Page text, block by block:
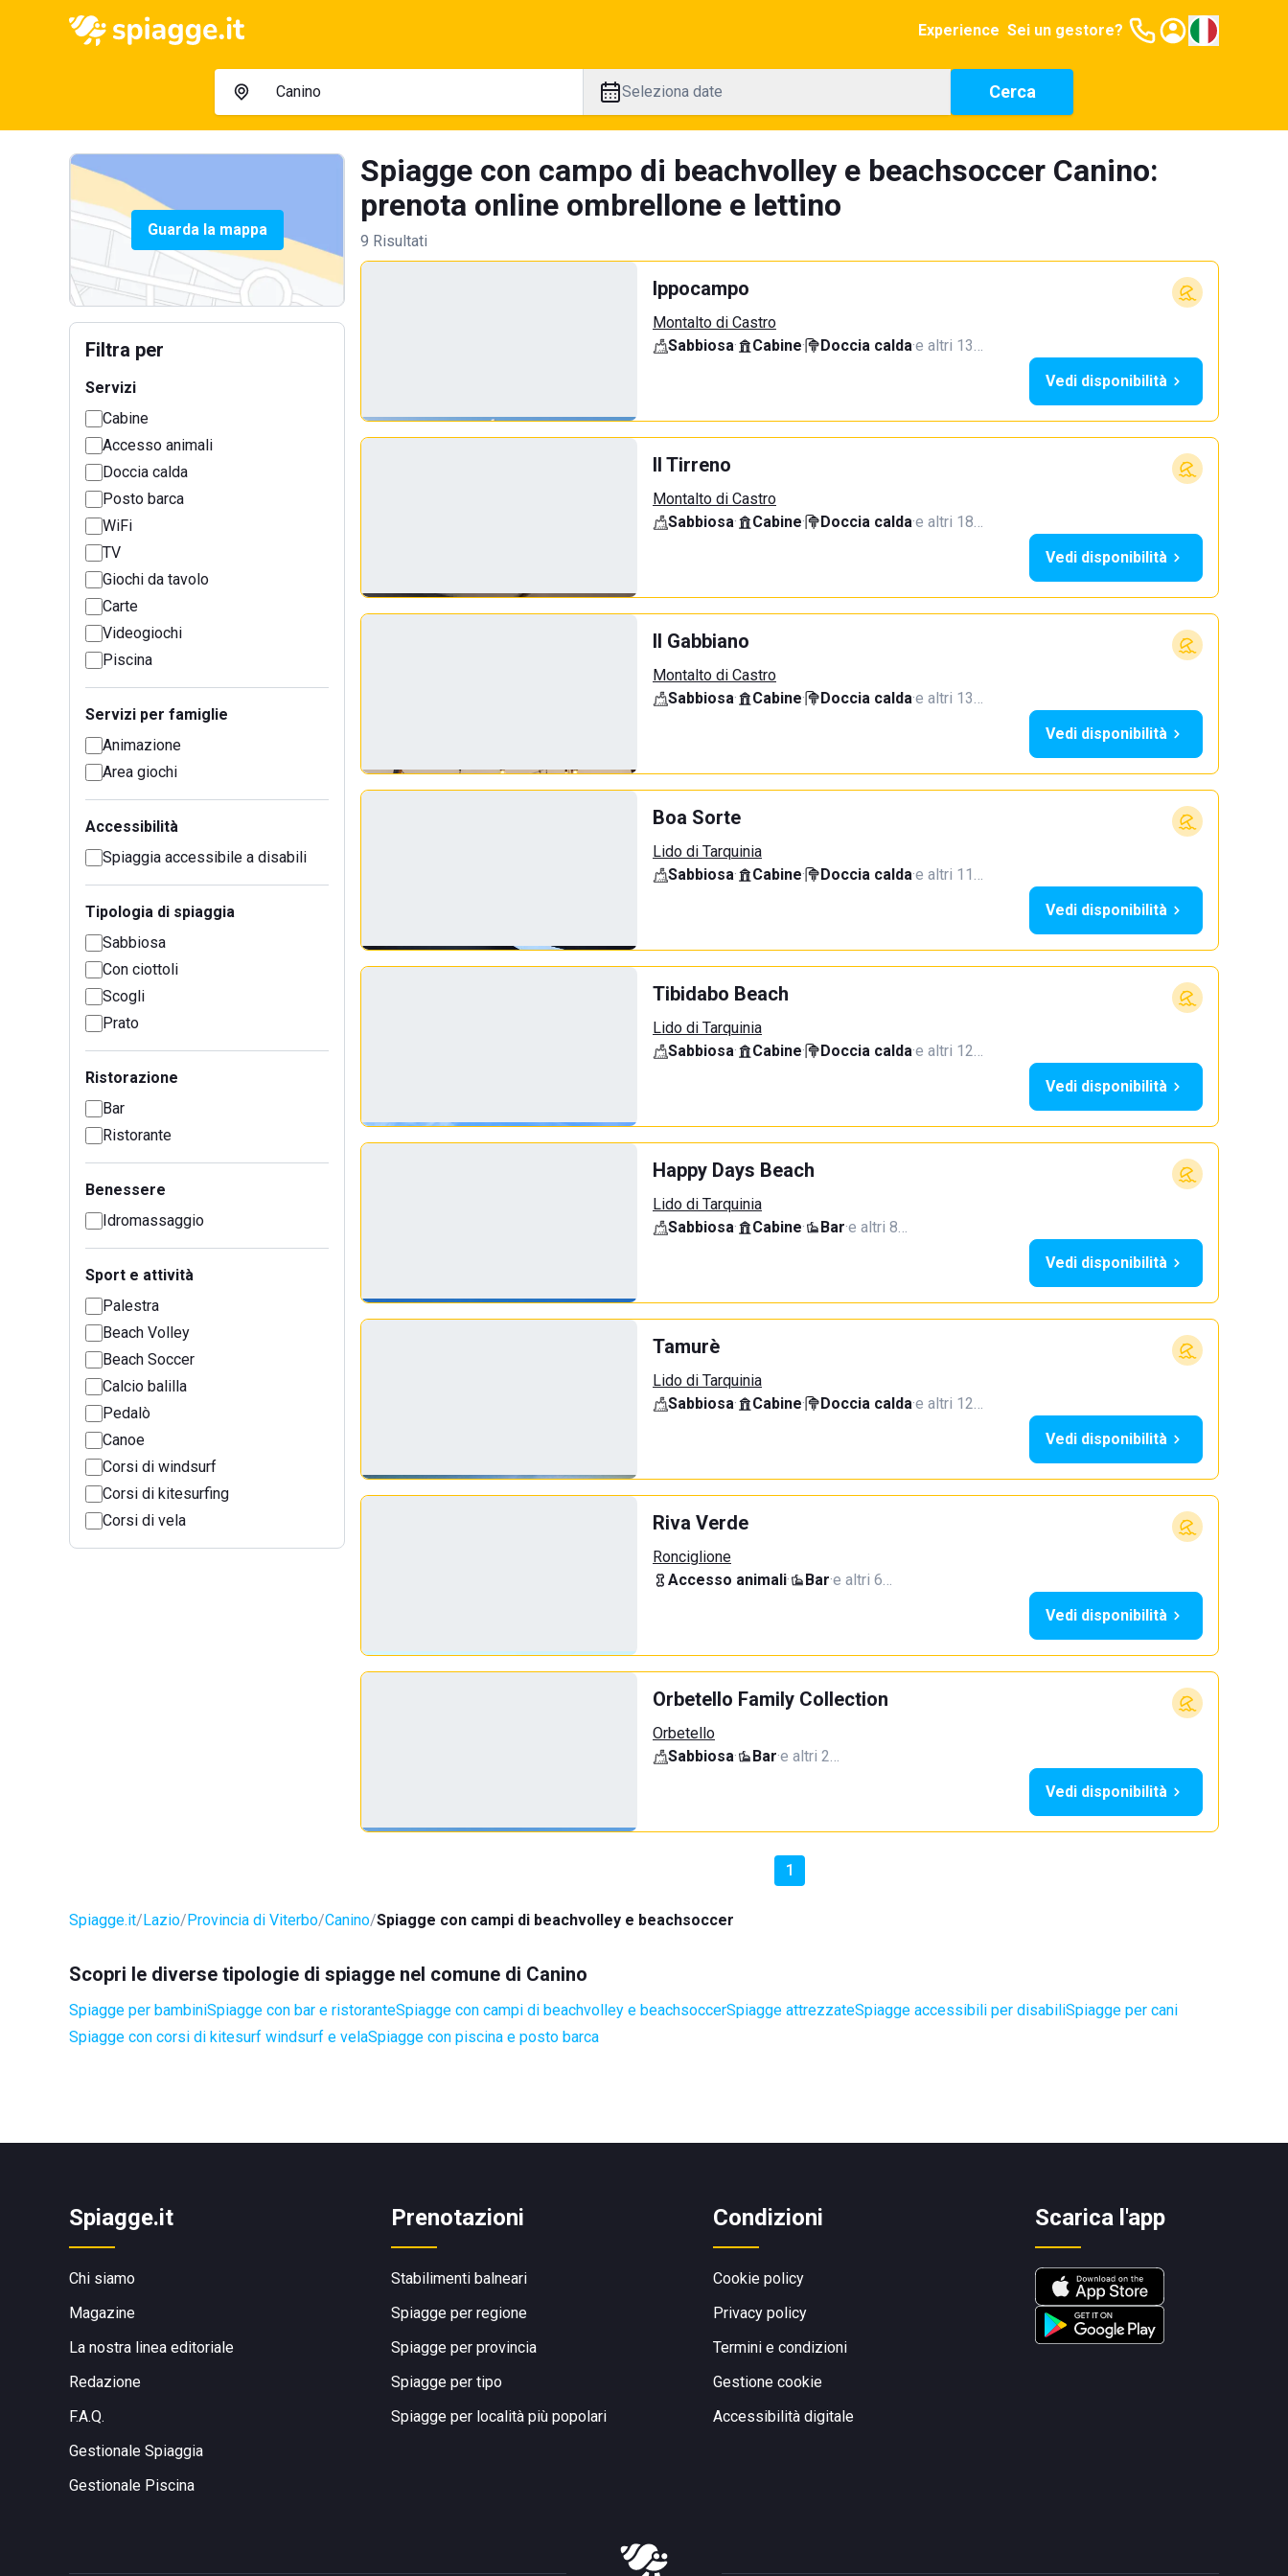
Experience Sei un gestore?
Seleziona date Cerca
Guarda la mappa
Filtra per
Servizi
Cabine
Accesso animali
Doccia calda
Posto barca
WiFi
TV
Giochi da tavolo
Carte
Videogiochi
Piscina
Servizi per famiglie
Animazione
Area giochi
Accessibilità
Spiaggia accessibile a disabili
Tipologia di spiaggia
Sabbiosa
Con ciottoli
Scogli
Prato
Ristorazione
Bar
Ristorante
Benessere
Idromassaggio
Sport e attività
Palestra
Beach Volley
Beach Soccer
Calcio balilla
Pedalò
Canoe
Corsi di windsurf
Corsi di kitesurfing
Corsi di vela
Spiagge con campo di beachvolley e beachsoccer Canino:
prenota online ombrellone e lettino
9 Risultati
Ippocampo
Montalto di Castro
Sabbiosa· Cabine· Doccia calda·e altri 13…
Vedi disponibilità
Il Tirreno
Montalto di Castro
Sabbiosa· Cabine· Doccia calda·e altri 18…
Vedi disponibilità
Il Gabbiano
Montalto di Castro
Sabbiosa· Cabine· Doccia calda·e altri 13…
Vedi disponibilità
Boa Sorte
Lido di Tarquinia
Sabbiosa· Cabine· Doccia calda·e altri 11…
Vedi disponibilità
Tibidabo Beach
Lido di Tarquinia
Sabbiosa· Cabine· Doccia calda·e altri 12…
Vedi disponibilità
Happy Days Beach
Lido di Tarquinia
Sabbiosa· Cabine· Bar·e altri 8…
Vedi disponibilità
Tamurè
Lido di Tarquinia
Sabbiosa· Cabine· Doccia calda·e altri 12…
Vedi disponibilità
Riva Verde
Ronciglione
Accesso animali· Bar·e altri 6…
Vedi disponibilità
Orbetello Family Collection
Orbetello
Sabbiosa· Bar·e altri 2…
Vedi disponibilità
1
Spiagge.it Lazio Provincia di Viterbo Canino Spiagge con campi di beachvolley e beachsoccer
Scopri le diverse tipologie di spiagge nel comune di Canino
Spiagge per bambiniSpiagge con bar e ristoranteSpiagge con campi di beachvolley e beachsoccerSpiagge attrezzateSpiagge accessibili per disabiliSpiagge per cani
Spiagge con corsi di kitesurf windsurf e velaSpiagge con piscina e posto barca
Spiagge.it
Chi siamo
Magazine
La nostra linea editoriale
Redazione
F.A.Q.
Gestionale Spiaggia
Gestionale Piscina
Prenotazioni
Stabilimenti balneari
Spiagge per regione
Spiagge per provincia
Spiagge per tipo
Spiagge per località più popolari
Condizioni
Cookie policy
Privacy policy
Termini e condizioni
Gestione cookie
Accessibilità digitale
Scarica l'app